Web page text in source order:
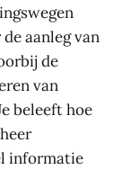
aanleg van
de
van
beleeft hoe
informatie